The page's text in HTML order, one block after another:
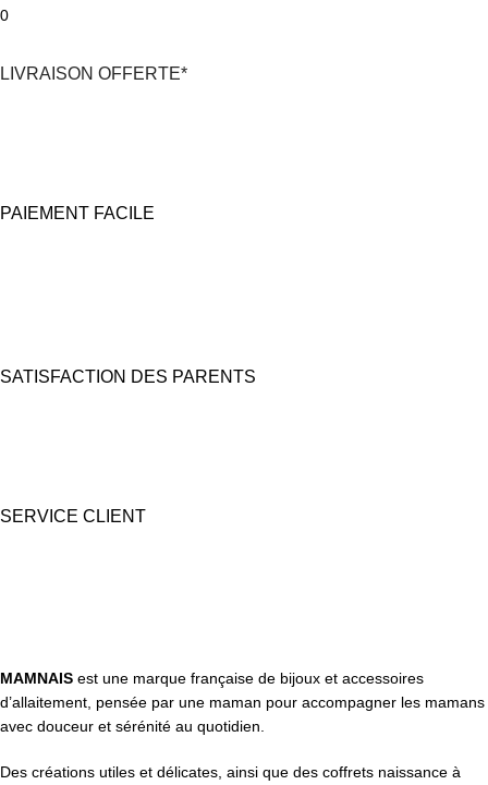
0
LIVRAISON OFFERTE*
PAIEMENT FACILE
SATISFACTION DES PARENTS
SERVICE CLIENT
MAMNAIS est une marque française de bijoux et accessoires
d’allaitement, pensée par une maman pour accompagner les mamans
avec douceur et sérénité au quotidien.
Des créations utiles et délicates, ainsi que des coffrets naissance à